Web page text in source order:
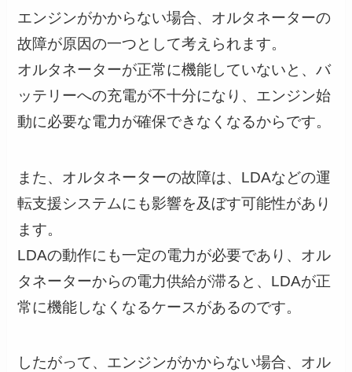
エンジンがかからない場合、オルタネーターの
故障が原因の一つとして考えられます。
オルタネーターが正常に機能していないと、バ
ッテリーへの充電が不十分になり、エンジン始
動に必要な電力が確保できなくなるからです。
また、オルタネーターの故障は、LDAなどの運
転支援システムにも影響を及ぼす可能性があり
ます。
LDAの動作にも一定の電力が必要であり、オル
タネーターからの電力供給が滞ると、LDAが正
常に機能しなくなるケースがあるのです。
したがって、エンジンがかからない場合、オル